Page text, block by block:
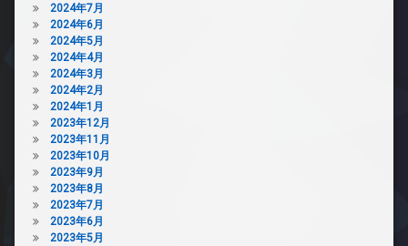
2024年7月
2024年6月
2024年5月
2024年4月
2024年3月
2024年2月
2024年1月
2023年12月
2023年11月
2023年10月
2023年9月
2023年8月
2023年7月
2023年6月
2023年5月